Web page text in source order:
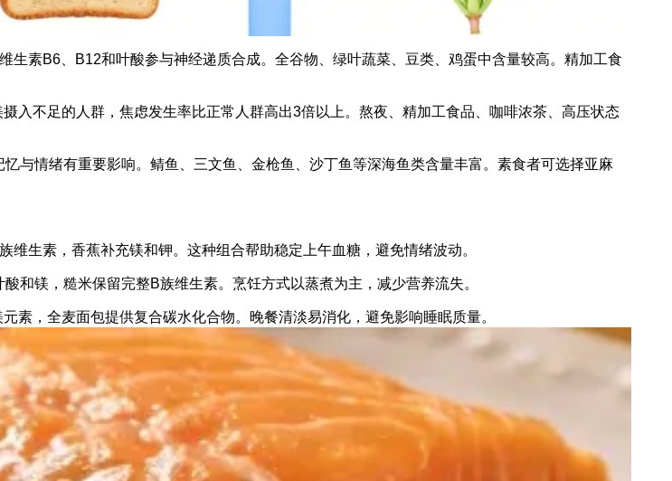
素B6、B12和叶酸参与神经递质合成。全谷物、绿叶蔬菜、豆类、鸡蛋中含量较高。精加工食
入不足的人群，焦虑发生率比正常人群高出3倍以上。熬夜、精加工食品、咖啡浓茶、高压状态
与情绪有重要影响。鲭鱼、三文鱼、金枪鱼、沙丁鱼等深海鱼类含量丰富。素食者可选择亚麻
生素，香蕉补充镁和钾。这种组合帮助稳定上午血糖，避免情绪波动。
和镁，糙米保留完整B族维生素。烹饪方式以蒸煮为主，减少营养流失。
素，全麦面包提供复合碳水化合物。晚餐清淡易消化，避免影响睡眠质量。